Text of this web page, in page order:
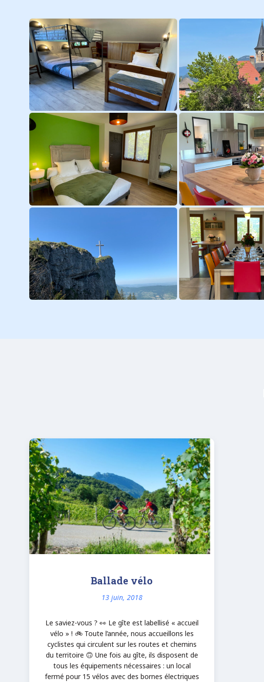
Ballade vélo
13 juin, 2018
Le saviez-vous ? 👀 Le gîte est labellisé « accueil
vélo » ! 🚲 Toute l’année, nous accueillons les
cyclistes qui circulent sur les routes et chemins
du territoire 🙃 Une fois au gîte, ils disposent de
tous les équipements nécessaires : un local
fermé pour 15 vélos avec des bornes électriques